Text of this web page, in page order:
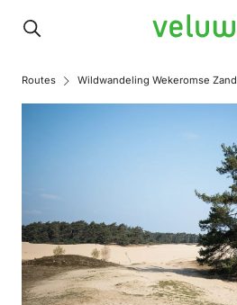
Veluwe
Routes Wildwandeling Wekeromse Zand